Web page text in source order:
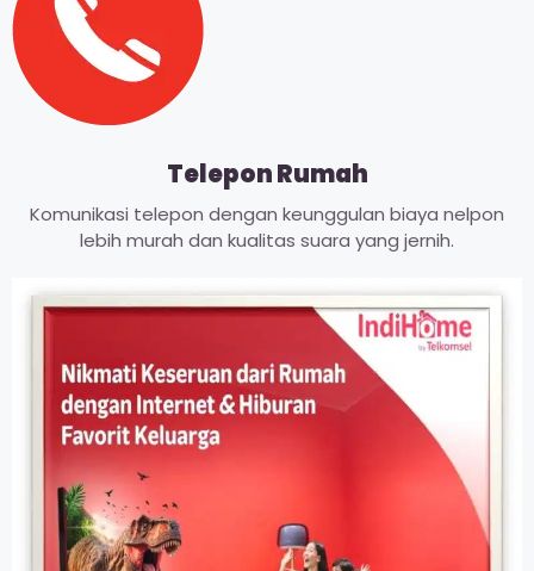
Telepon Rumah
Komunikasi telepon dengan keunggulan biaya nelpon
lebih murah dan kualitas suara yang jernih.